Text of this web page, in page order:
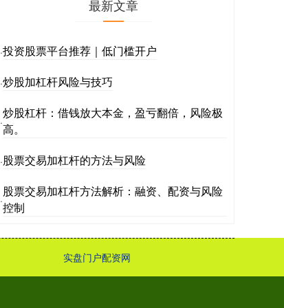
最新文章
·投资股票平台推荐｜低门槛开户
·炒股加杠杆风险与技巧
·
炒股杠杆：借钱放大本金，盈亏翻倍，风险极
高。
·股票交易加杠杆的方法与风险
·
股票交易加杠杆方法解析：融资、配资与风险
控制
实盘门户配资网